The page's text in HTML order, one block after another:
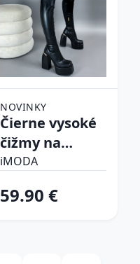
NOVINKY
Čierne vysoké
čižmy na
platforme
iMODA
59.90 €